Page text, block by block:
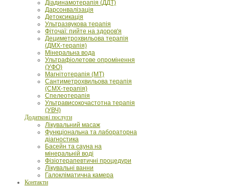
Діадинамотерапія (ДДТ)
Дарсонвалізація
Детоксикація
Ультразвукова терапія
Фіточаї: пийте на здоров'я
Дециметрохвильова терапія
(ДМХ-терапія)
Мінеральна вода
Ультрафіолетове опромінення
(УФО)
Магнітотерапія (МТ)
Сантиметрохвильова терапія
(СМХ-терапія)
Спелеотерапія
Ультрависокочастотна терапія
(УВЧ)
Додаткові послуги
Лікувальний масаж
Функціональна та лабораторна
діагностика
Басейн та сауна на
мінеральній воді
Фізіотерапевтичні процедури
Лікувальні ванни
Галокліматична камера
Контакти